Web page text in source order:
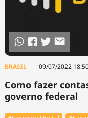
BRASIL 09/07/2022
Como fazer
governo federal